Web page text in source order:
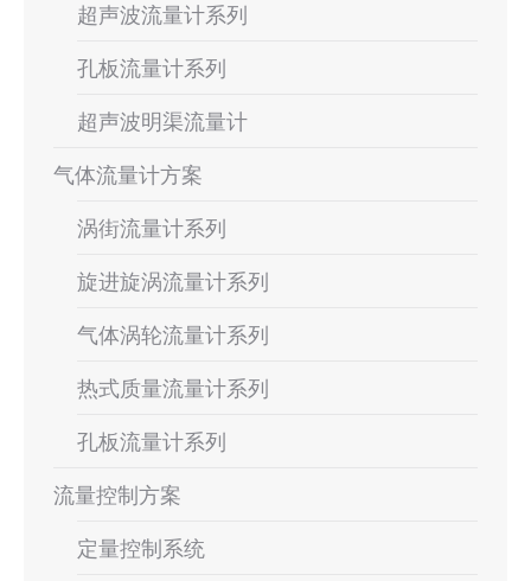
超声波流量计系列
孔板流量计系列
超声波明渠流量计
气体流量计方案
涡街流量计系列
旋进旋涡流量计系列
气体涡轮流量计系列
热式质量流量计系列
孔板流量计系列
流量控制方案
定量控制系统